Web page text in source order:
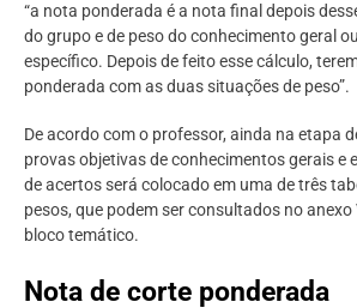
“a nota ponderada é a nota final depois
do grupo e de peso do conhecimento geral
específico. Depois de feito esse cálculo,
ponderada com as duas situações de peso”.
De acordo com o professor, ainda na etapa
provas objetivas de conhecimentos gerais e
de acertos será colocado em uma de três
pesos, que podem ser consultados no anexo
bloco temático.
Nota de corte ponderada